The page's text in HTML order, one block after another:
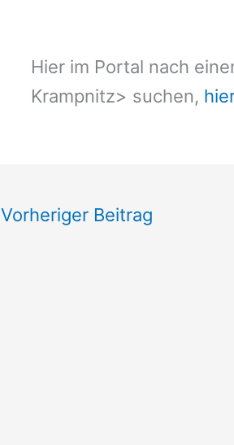
Hier im Portal nach
Krampnitz> suchen,
Vorheriger Beitrag